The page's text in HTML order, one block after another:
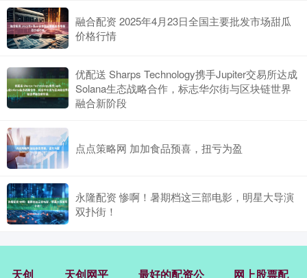
融合配资 2025年4月23日全国主要批发市场甜瓜
价格行情
优配送 Sharps Technology携手Jupiter交易所达成
Solana生态战略合作，标志华尔街与区块链世界
融合新阶段
点点策略网 加加食品预喜，扭亏为盈
永隆配资 惨啊！暑期档这三部电影，明星大导演
双扑街！
天创 天创网平 最好的配资公 网上股票配